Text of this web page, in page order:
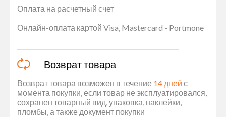
Оплата на расчетный счет
Онлайн-оплата картой Visa, Mastercard - Portmone
Возврат товара
Возврат товара возможен в течение 14 дней с
момента покупки, если товар не эксплуатировался,
сохранен товарный вид, упаковка, наклейки,
пломбы, а также документ покупки